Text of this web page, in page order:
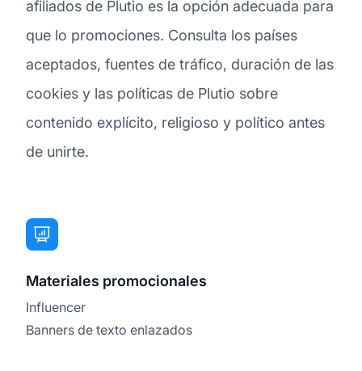
afiliados de Plutio es la opción adecuada para
que lo promociones. Consulta los países
aceptados, fuentes de tráfico, duración de las
cookies y las políticas de Plutio sobre
contenido explícito, religioso y político antes
de unirte.
Materiales promocionales
Influencer
Banners de texto enlazados